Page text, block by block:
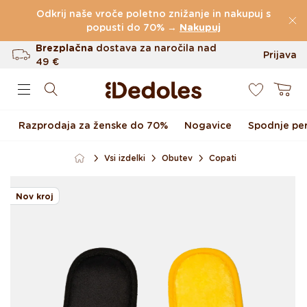
Preskoči na vsebino
Odkrij naše vroče poletno znižanje in nakupuj s
popusti do 70% → Nakupuj
(60.231 Ocen)
Brezplačna dostava za naročila nad
49 €
Do 100 dni za vračilo
Prijava
Košarica
Razprodaja za ženske do 70% Nogavice Spodnje
Vsi izdelki Obutev Copati
Nov kroj
izdelku